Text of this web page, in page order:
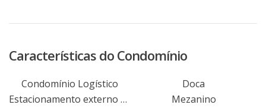
Características do Condomínio
Condomínio Logístico
Doca
Estacionamento externo e interno para carros, caminhões, carretas e ônibus
Mezanino